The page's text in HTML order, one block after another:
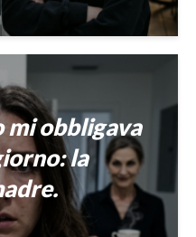
mi obbligava
la